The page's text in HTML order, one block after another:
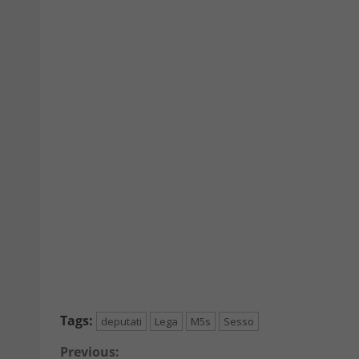
Tags: deputati Lega M5s Sesso
Previous: